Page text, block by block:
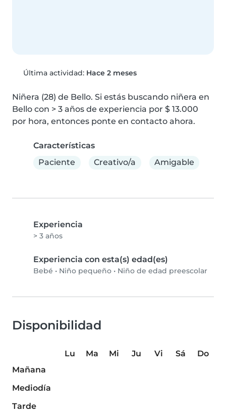
Última actividad: Hace 2 meses
Niñera (28) de Bello. Si estás buscando niñera en
Bello con > 3 años de experiencia por $ 13.000
por hora, entonces ponte en contacto ahora.
Características
Paciente
Creativo/a Amigable
Experiencia
> 3 años
Experiencia con esta(s) edad(es)
Bebé • Niño pequeño • Niño de edad preescolar
Disponibilidad
Lu Ma Mi Ju Vi Sá
Do
Mañana
Mediodía
Tarde